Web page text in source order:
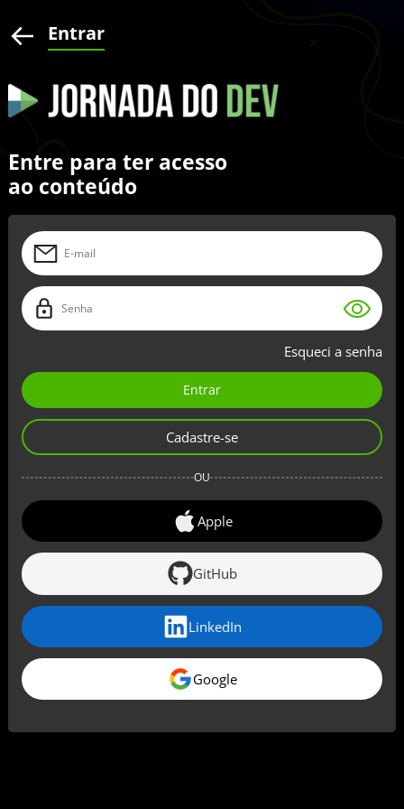
Entrar
Entre para ter acesso
ao conteúdo
Esqueci a senha
Entrar
Cadastre-se
OU
Apple
GitHub
LinkedIn
Google